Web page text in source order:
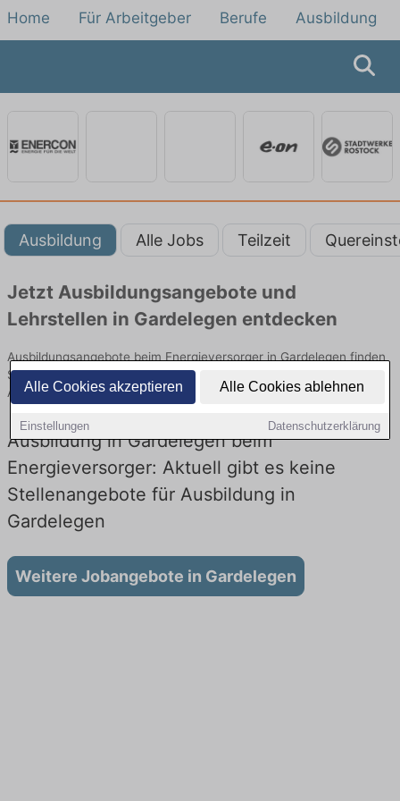
Alle Cookies akzeptieren Alle Cookies ablehnen
Einstellungen Datenschutzerklärung
Home Für Arbeitgeber Berufe Ausbildung
Ausbildung Alle Jobs Teilzeit
Jetzt Ausbildungsangebote und
Lehrstellen in Gardelegen entdecken
Ausbildungsangebote beim Energieversorger in Gardelegen finden
Sie von namhaften Firmen. Entdecken Sie freie Optionen von Top-
Arbeitgebern und bewerben Sie sich noch heute.
Ausbildung in Gardelegen beim
Energieversorger: Aktuell gibt es keine
Stellenangebote für Ausbildung in
Gardelegen
Weitere Jobangebote in Gardelegen